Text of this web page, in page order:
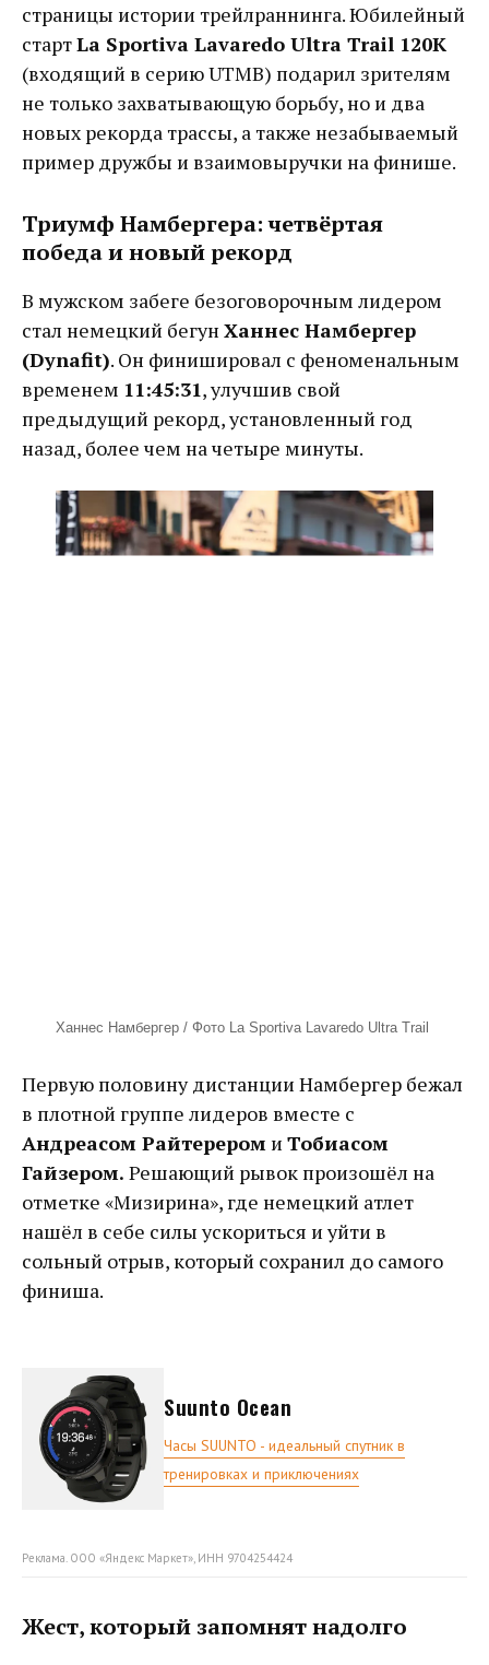
страницы истории трейлраннинга. Юбилейный
стартLa Sportiva Lavaredo Ultra Trail 120K
(входящий в серию UTMB) подарил зрителям
не только захватывающую борьбу, но и два
новых рекорда трассы, а также незабываемый
пример дружбы и взаимовыручки на финише.
Триумф Намбергера: четвёртая
победа и новый рекорд
В мужском забеге безоговорочным лидером
стал немецкий бегун Ханнес Намбергер
(Dynafit). Он финишировал с феноменальным
временем 11:45:31, улучшив свой
предыдущий рекорд, установленный год
назад, более чем на четыре минуты.
Ханнес Намбергер / Фото La Sportiva Lavaredo Ultra Trail
Первую половину дистанции Намбергер бежал
в плотной группе лидеров вместе с
Андреасом Райтерером и Тобиасом
Гайзером. Решающий рывок произошёл на
отметке «Мизирина», где немецкий атлет
нашёл в себе силы ускориться и уйти в
сольный отрыв, который сохранил до самого
финиша.
Suunto Ocean
Часы SUUNTO - идеальный спутник в
тренировках и приключениях
Реклама. ООО «Яндекс Маркет», ИНН 9704254424
Жест, который запомнят надолго